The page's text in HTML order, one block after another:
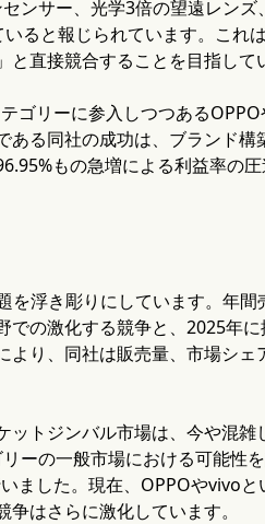
ンサー、光学3倍の望遠レンズ
ると報じられています。これ
直接競合することを目指して
ゴリーに参入しつつある
る同社の成功は、ブランド
もの急増による利益率の
浮き彫りにしています。年間
の激化する競争と、2025年
り、同社は販売量、市場シェ
トジンバル市場は、今や混雑
ーの一般市場における可能性
ました。現在、OPPOやvivo
はさらに激化しています。